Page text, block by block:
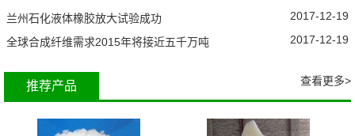
兰州石化液体橡胶放大试验成功 2017-12-19
全球合成纤维需求2015年将接近五千万吨 2017-12-19
推荐产品 查看更多>